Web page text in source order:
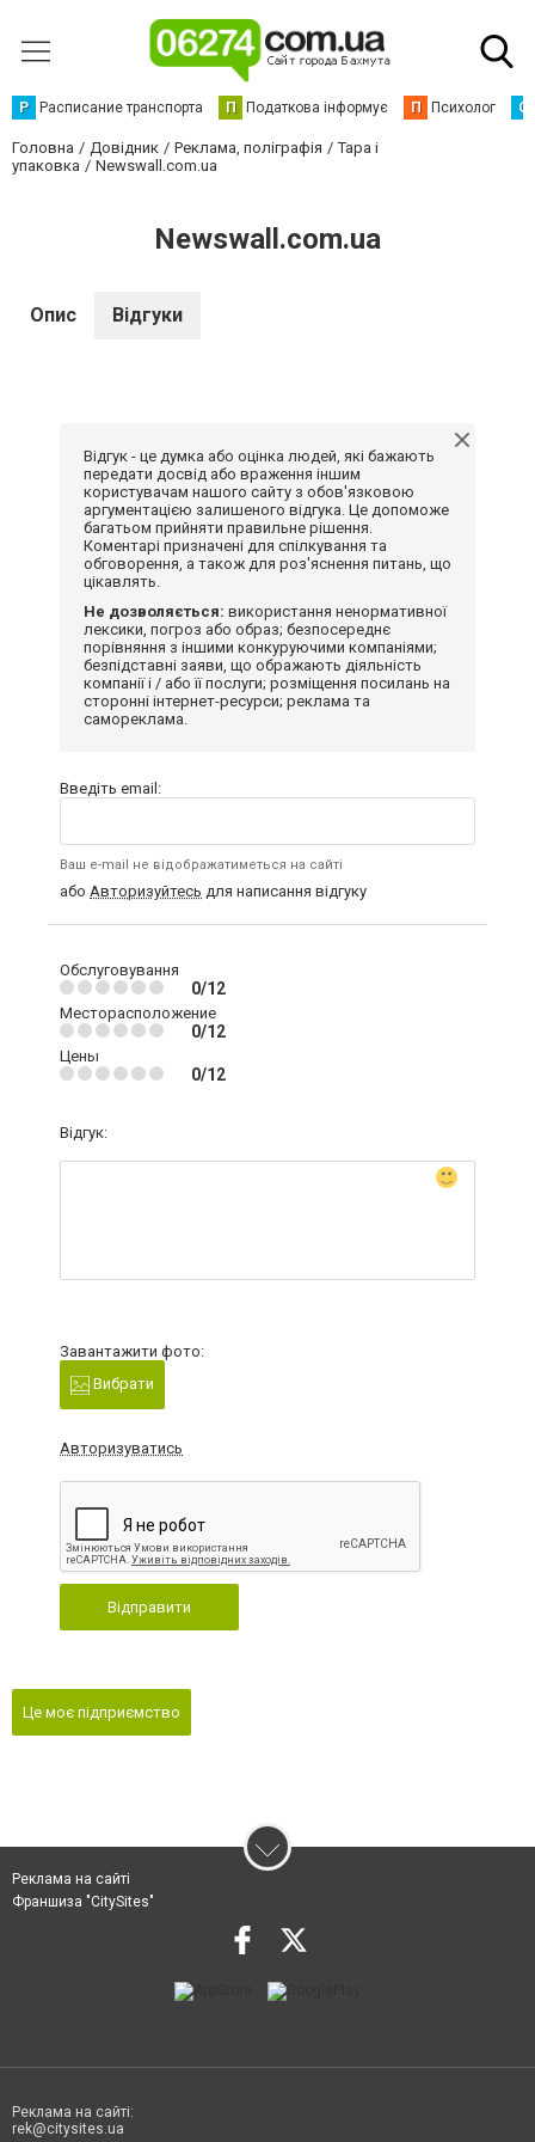
Р Расписание транспорта П Податкова інформує П Психолог С
Головна Довідник Реклама, поліграфія
Тара і
упаковка
Newswall.com.ua
Newswall.com.ua
Опис Відгуки
Відгук - це думка або оцінка людей, які бажають
передати досвід або враження іншим
користувачам нашого сайту з обов'язковою
аргументацією залишеного відгука. Це допоможе
багатьом прийняти правильне рішення.
Коментарі призначені для спілкування та
обговорення, а також для роз'яснення питань, що
цікавлять.
Не дозволяється: використання ненормативної
лексики, погроз або образ; безпосереднє
порівняння з іншими конкуруючими компаніями;
безпідставні заяви, що ображають діяльність
компанії і / або її послуги; розміщення посилань на
сторонні інтернет-ресурси; реклама та
самореклама.
Введіть email:
Ваш e-mail не відображатиметься на сайті
або Авторизуйтесь для написання відгуку
Обслуговування
0/12
Месторасположение
0/12
Цены
0/12
Відгук:
Завантажити фото:
Вибрати
Авторизуватись
Відправити
Це моє підприємство
Реклама на сайті
Франшиза "CitySites"
Реклама на сайті:
rek@citysites.ua